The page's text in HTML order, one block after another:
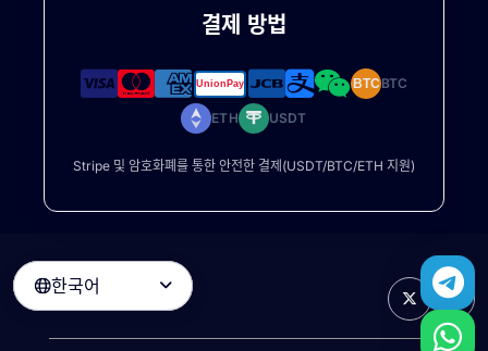
결제 방법
BTCBTC
ETH USDT
Stripe 및 암호화폐를 통한 안전한 결제(USDT/BTC/ETH 지원)
한국어 